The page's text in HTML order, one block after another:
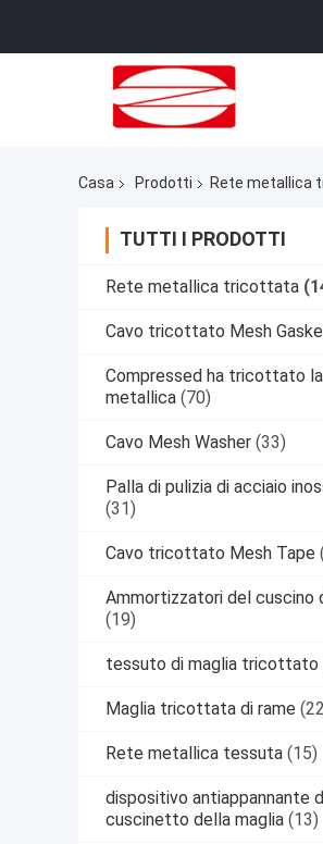
Casa Prodotti Rete metallica
TUTTI I PRODOTTI
Rete metallica tricottata
Cavo tricottato Mesh
Compressed ha tricottato
metallica (70)
Cavo Mesh Washer (33)
Palla di pulizia di acciaio
(31)
Cavo tricottato Mesh Tape
Ammortizzatori del cuscino
(19)
tessuto di maglia tricottato
Maglia tricottata di rame
Rete metallica tessuta (15)
dispositivo antiappannante
cuscinetto della maglia (13)